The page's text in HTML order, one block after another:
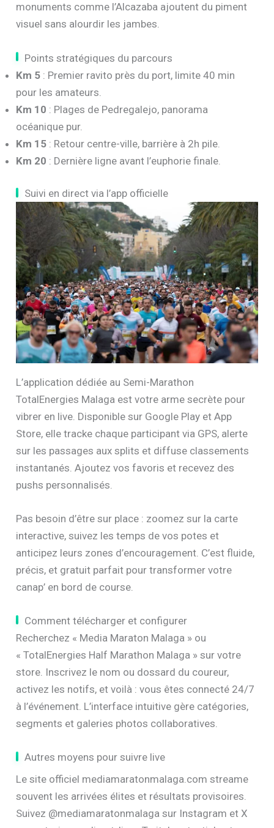
monuments comme l’Alcazaba ajoutent du piment
visuel sans alourdir les jambes.
Points stratégiques du parcours
Km 5 : Premier ravito près du port, limite 40 min
pour les amateurs.
Km 10 : Plages de Pedregalejo, panorama
océanique pur.
Km 15 : Retour centre-ville, barrière à 2h pile.
Km 20 : Dernière ligne avant l’euphorie finale.
Suivi en direct via l’app officielle
L’application dédiée au Semi-Marathon
TotalEnergies Malaga est votre arme secrète pour
vibrer en live. Disponible sur Google Play et App
Store, elle tracke chaque participant via GPS, alerte
sur les passages aux splits et diffuse classements
instantanés. Ajoutez vos favoris et recevez des
pushs personnalisés.
Pas besoin d’être sur place : zoomez sur la carte
interactive, suivez les temps de vos potes et
anticipez leurs zones d’encouragement. C’est fluide,
précis, et gratuit parfait pour transformer votre
canap’ en bord de course.
Comment télécharger et configurer
Recherchez « Media Maraton Malaga » ou
« TotalEnergies Half Marathon Malaga » sur votre
store. Inscrivez le nom ou dossard du coureur,
activez les notifs, et voilà : vous êtes connecté 24/7
à l’événement. L’interface intuitive gère catégories,
segments et galeries photos collaboratives.
Autres moyens pour suivre live
Le site officiel mediamaratonmalaga.com streame
souvent les arrivées élites et résultats provisoires.
Suivez @mediamaratonmalaga sur Instagram et X